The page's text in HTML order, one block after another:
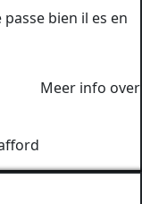
bien il es en
Meer info over